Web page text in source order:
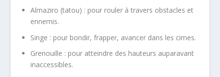
Almaziro (tatou) : pour rouler à travers obstacles et
ennemis.
Singe : pour bondir, frapper, avancer dans les cimes.
Grenouille : pour atteindre des hauteurs auparavant
inaccessibles.